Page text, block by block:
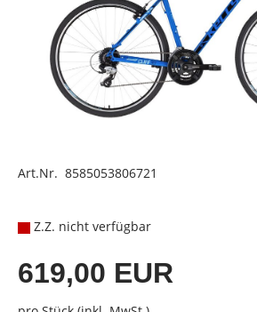
Art.Nr. 8585053806721
Z.Z. nicht verfügbar
619,00 EUR